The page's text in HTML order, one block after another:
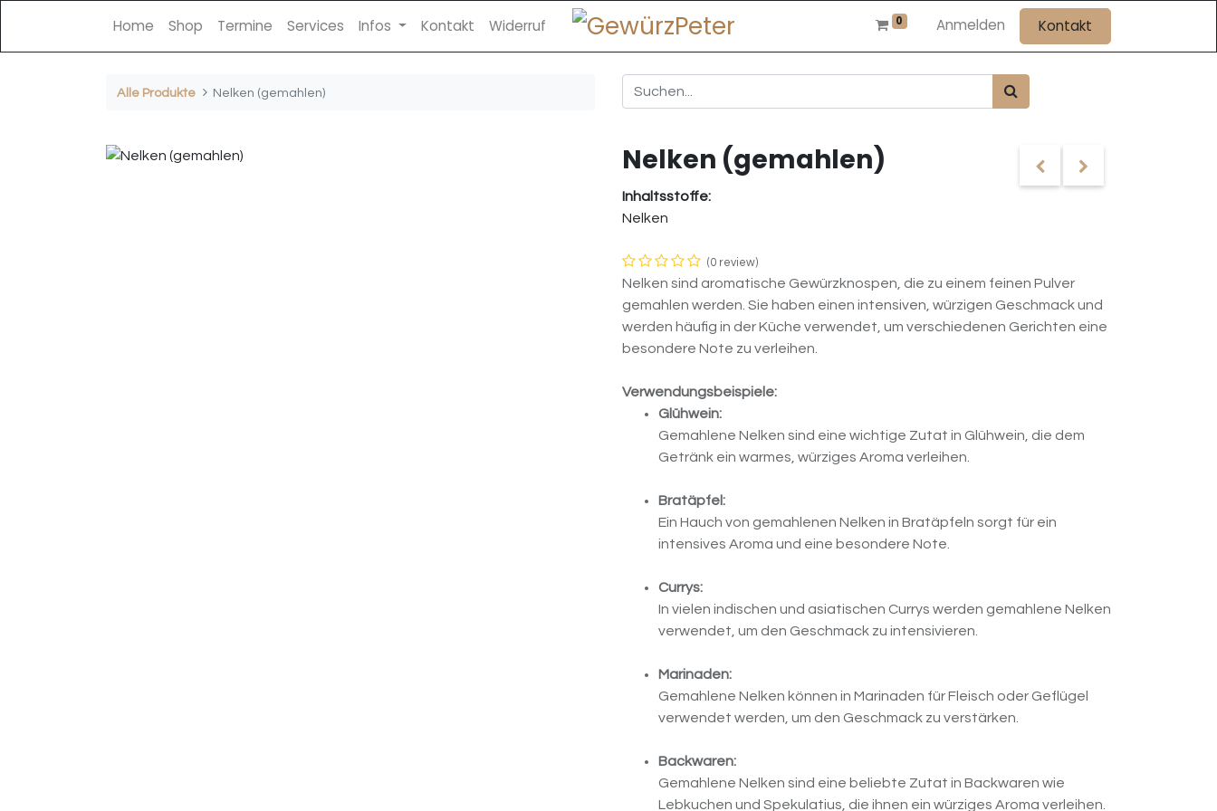
0 Anmelden Kontakt
Home Shop Termine Services Infos Kontakt Widerruf
Alle Produkte Nelken (gemahlen)
Nelken (gemahlen)
Inhaltsstoffe:
Nelken
(0 review)
Nelken sind aromatische Gewürzknospen, die zu einem feinen Pulver
gemahlen werden. Sie haben einen intensiven, würzigen Geschmack und
werden häufig in der Küche verwendet, um verschiedenen Gerichten eine
besondere Note zu verleihen.
Verwendungsbeispiele:
Glühwein:
Gemahlene Nelken sind eine wichtige Zutat in Glühwein, die dem
Getränk ein warmes, würziges Aroma verleihen.
Bratäpfel:
Ein Hauch von gemahlenen Nelken in Bratäpfeln sorgt für ein
intensives Aroma und eine besondere Note.
Currys:
In vielen indischen und asiatischen Currys werden gemahlene Nelken
verwendet, um den Geschmack zu intensivieren.
Marinaden:
Gemahlene Nelken können in Marinaden für Fleisch oder Geflügel
verwendet werden, um den Geschmack zu verstärken.
Backwaren:
Gemahlene Nelken sind eine beliebte Zutat in Backwaren wie
Lebkuchen und Spekulatius, die ihnen ein würziges Aroma verleihen.